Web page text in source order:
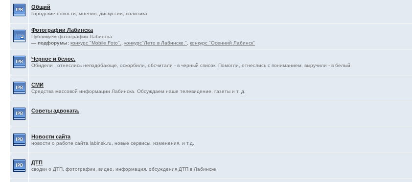
Общий
Городские новости, мнения, дискуссии, политика
Фотографии Лабинска
Публикуем фотографии Лабинска
— подфорумы: конкурс "Mobile Foto". ,конкурс"Лето в Лабинске." ,конкурс "Осенний Лабинск"
Черное и белое.
Обидели , отнеслись неподобающе, оскорбили, обсчитали - в черный список. Помогли, отнеслись с пониманием, выручили - в белый.
СМИ
Средства массовой информации Лабинска. Обсуждаем наше телевидение, газеты и т. д.
Советы адвоката.
Новости сайта
новости о работе сайта labinsk.ru, новые сервисы, изменения, и т.д.
ДТП
сводки о ДТП, фотографии, видео, информация, обсуждения ДТП в Лабинске